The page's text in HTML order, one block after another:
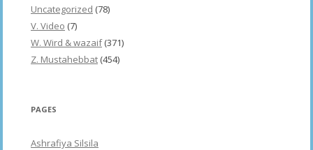
Uncategorized (78)
V. Video (7)
W. Wird & wazaif(371)
Z. Mustahebbat (454)
PAGES
Ashrafiya Silsila